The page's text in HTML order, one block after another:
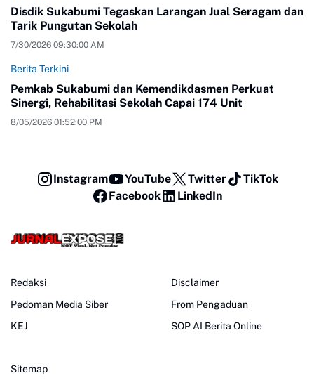
Disdik Sukabumi Tegaskan Larangan Jual Seragam dan
Tarik Pungutan Sekolah
7/30/2026 09:30:00 AM
Berita Terkini
Pemkab Sukabumi dan Kemendikdasmen Perkuat
Sinergi, Rehabilitasi Sekolah Capai 174 Unit
8/05/2026 01:52:00 PM
Instagram YouTube Twitter
TikTok
Facebook
LinkedIn
Redaksi
Pedoman Media Siber
KEJ
Disclaimer
From Pengaduan
SOP AI Berita Online
Sitemap